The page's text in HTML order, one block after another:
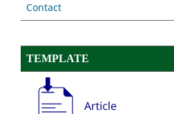
Contact
TEMPLATE